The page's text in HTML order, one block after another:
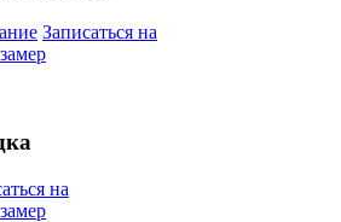
Записаться на
на